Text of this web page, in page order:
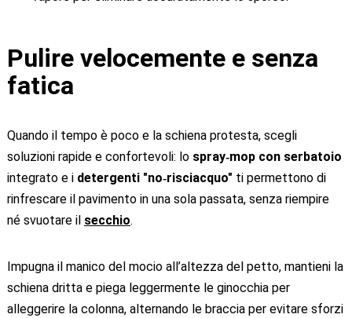
Pulire velocemente e senza
fatica
Quando il tempo è poco e la schiena protesta, scegli
soluzioni rapide e confortevoli: lo spray‑mop con serbatoio
integrato e i detergenti "no‑risciacquo" ti permettono di
rinfrescare il pavimento in una sola passata, senza riempire
né svuotare il secchio.
Impugna il manico del mocio all’altezza del petto, mantieni la
schiena dritta e piega leggermente le ginocchia per
alleggerire la colonna, alternando le braccia per evitare sforzi